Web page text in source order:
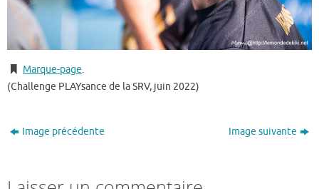
Marque-page.
(Challenge PLAYsance de la SRV, juin 2022)
Image précédente Image suivante